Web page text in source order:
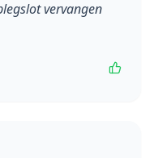
vervangen